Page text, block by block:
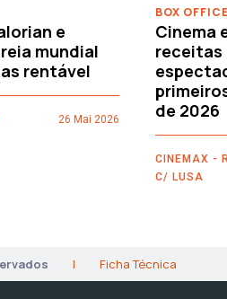
e
mundial
rentável
26 Mai 2026
BOX OFFICE
Cinema
receitas
de 2026
CINEMAX -
C/ LUSA
| Ficha Técnica